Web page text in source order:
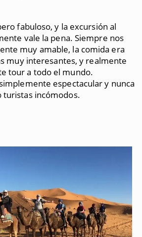
fabuloso, y la excursión al
vale la pena. Siempre nos
muy amable, la comida era
muy interesantes, y realmente
tour a todo el mundo.
espectacular y nunca
turistas incómodos.